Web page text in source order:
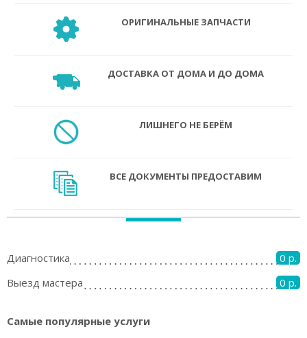
ОРИГИНАЛЬНЫЕ ЗАПЧАСТИ
ДОСТАВКА ОТ ДОМА И ДО ДОМА
ЛИШНЕГО НЕ БЕРЁМ
ВСЕ ДОКУМЕНТЫ ПРЕДОСТАВИМ
Диагностика
0 р.
Выезд мастера
0 р.
Самые популярные услуги